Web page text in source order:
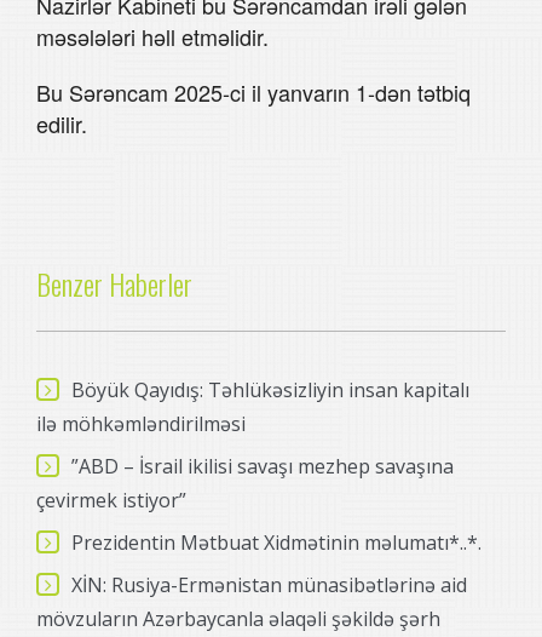
məsələləri həll etməlidir.
Bu Sərəncam 2025-ci il yanvarın 1-dən tətbiq
edilir.
Benzer Haberler
Böyük Qayıdış: Təhlükəsizliyin insan kapitalı
ilə möhkəmləndirilməsi
”ABD – İsrail ikilisi savaşı mezhep savaşına
çevirmek istiyor”
Prezidentin Mətbuat Xidmətinin məlumatı*..*.
XİN: Rusiya-Ermənistan münasibətlərinə aid
mövzuların Azərbaycanla əlaqəli şəkildə şərh